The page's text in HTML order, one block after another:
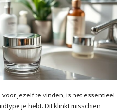
voor jezelf te vinden, is het essentieel
je hebt. Dit klinkt misschien